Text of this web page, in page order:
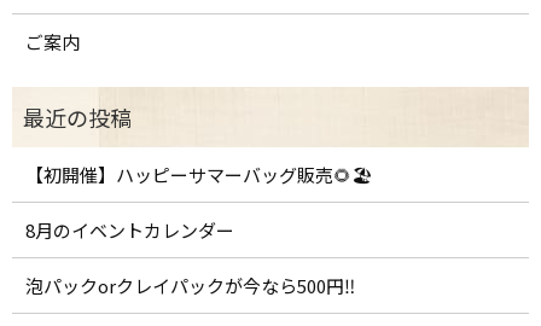
ご案内
【初開催】ハッピーサマーバッグ販売🌻🏖️
8月のイベントカレンダー
泡パックorクレイパックが今なら500円‼️